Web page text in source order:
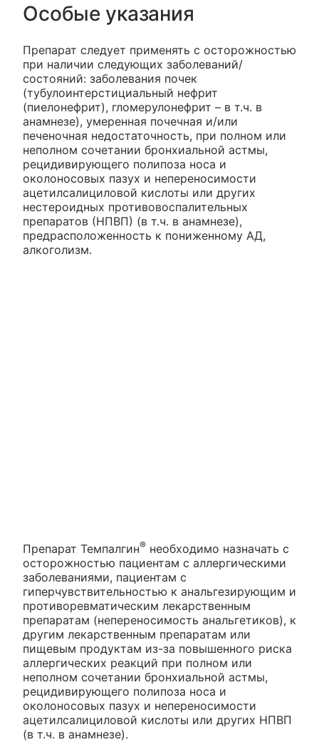
Особые указания
Препарат следует применять с осторожностью
при наличии следующих заболеваний/
состояний: заболевания почек
(тубулоинтерстициальный нефрит
(пиелонефрит), гломерулонефрит – в т.ч. в
анамнезе), умеренная почечная и/или
печеночная недостаточность, при полном или
неполном сочетании бронхиальной астмы,
рецидивирующего полипоза носа и
околоносовых пазух и непереносимости
ацетилсалициловой кислоты или других
нестероидных противовоспалительных
препаратов (НПВП) (в т.ч. в анамнезе),
предрасположенность к пониженному АД,
алкоголизм.
Препарат Темпалгин® необходимо назначать с
осторожностью пациентам с аллергическими
заболеваниями, пациентам с
гиперчувствительностью к анальгезирующим и
противоревматическим лекарственным
препаратам (непереносимость анальгетиков), к
другим лекарственным препаратам или
пищевым продуктам из-за повышенного риска
аллергических реакций при полном или
неполном сочетании бронхиальной астмы,
рецидивирующего полипоза носа и
околоносовых пазух и непереносимости
ацетилсалициловой кислоты или других НПВП
(в т.ч. в анамнезе).